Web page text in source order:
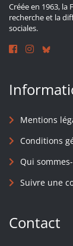
Créée en 1963,
recherche et la
sociales.
Mentions
Conditions
Qui
Suivre une
Contact